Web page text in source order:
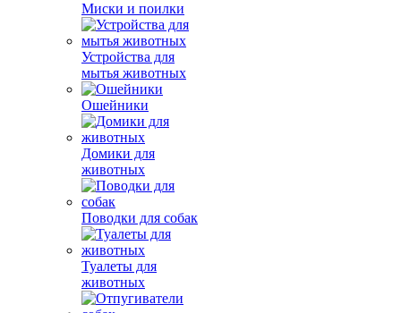
Миски и поилки
Устройства для
мытья животных
Ошейники
Домики для
животных
Поводки для собак
Туалеты для
животных